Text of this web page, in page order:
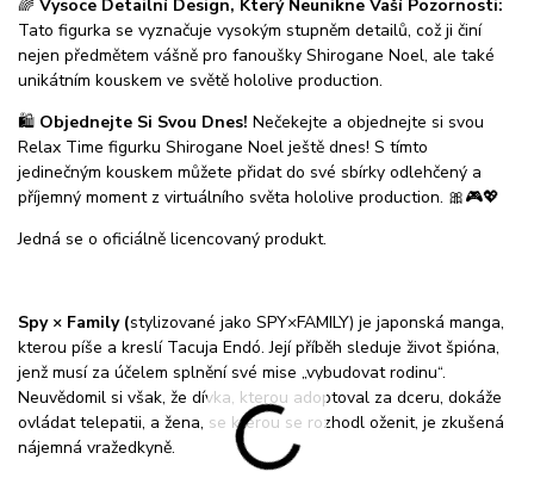
🌈 Vysoce Detailní Design, Který Neunikne Vaší Pozornosti:
Tato figurka se vyznačuje vysokým stupněm detailů, což ji činí
nejen předmětem vášně pro fanoušky Shirogane Noel, ale také
unikátním kouskem ve světě hololive production.
🛍️ Objednejte Si Svou Dnes! Nečekejte a objednejte si svou
Relax Time figurku Shirogane Noel ještě dnes! S tímto
jedinečným kouskem můžete přidat do své sbírky odlehčený a
příjemný moment z virtuálního světa hololive production. 🎀🎮💖
Jedná se o oficiálně licencovaný produkt.
Spy × Family (stylizované jako SPY×FAMILY) je japonská manga,
kterou píše a kreslí Tacuja Endó. Její příběh sleduje život špióna,
jenž musí za účelem splnění své mise „vybudovat rodinu“.
Neuvědomil si však, že dívka, kterou adoptoval za dceru, dokáže
ovládat telepatii, a žena, se kterou se rozhodl oženit, je zkušená
nájemná vražedkyně.